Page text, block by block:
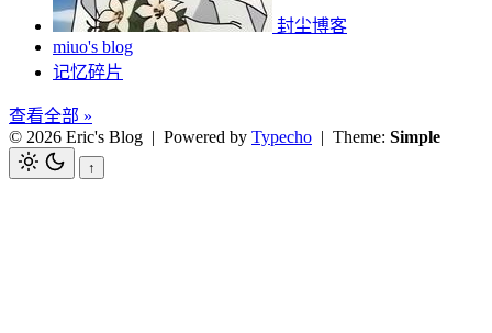
封尘博客
miuo's blog
记忆碎片
查看全部 »
© 2026 Eric's Blog | Powered by Typecho | Theme: Simple
↑